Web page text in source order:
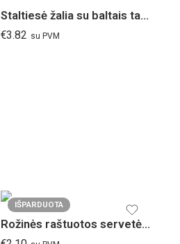
Staltiesė žalia su baltais taškiukais
€3.82 su PVM
IŠPARDUOTA
Rožinės raštuotos servetėlės